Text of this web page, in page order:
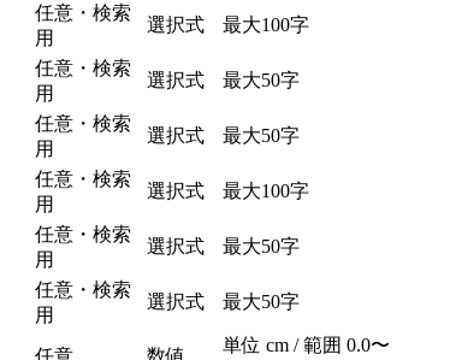
任意・検索
用
選択式 最大100字
任意・検索
用
選択式 最大50字
任意・検索
用
選択式 最大50字
任意・検索
用
選択式 最大100字
任意・検索
用
選択式 最大50字
任意・検索
用
選択式 最大50字
任意 数値
単位 cm / 範囲 0.0〜